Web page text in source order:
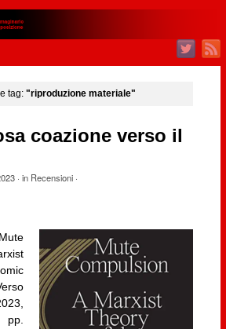
tag: "riproduzione materiale"
coazione verso il
· in Recensioni·
pp.